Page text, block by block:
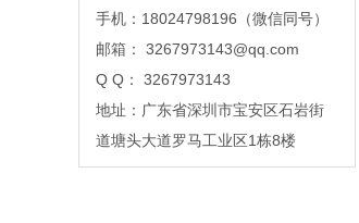
手机：18024798196（微信同号）
邮箱： 3267973143@qq.com
Q Q： 3267973143
地址：广东省深圳市宝安区石岩街
道塘头大道罗马工业区1栋8楼